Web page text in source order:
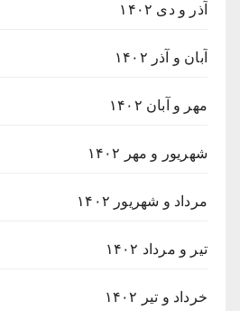
آذر و دی ۱۴۰۲
آبان و آذر ۱۴۰۲
مهر و آبان ۱۴۰۲
شهریور و مهر ۱۴۰۲
مرداد و شهریور ۱۴۰۲
تیر و مرداد ۱۴۰۲
خرداد و تیر ۱۴۰۲